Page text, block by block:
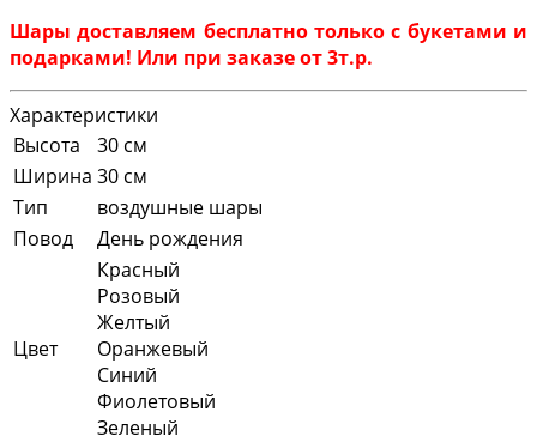
Шары доставляем бесплатно только с букетами и
подарками! Или при заказе от 3т.р.
Характеристики
Высота
30 см
Ширина 30 см
Тип
воздушные шары
Повод
День рождения
Цвет
Красный
Розовый
Желтый
Оранжевый
Синий
Фиолетовый
Зеленый